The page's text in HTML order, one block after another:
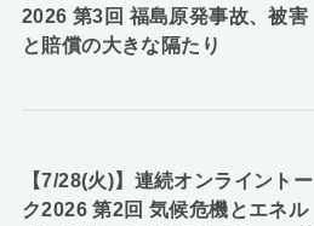
2026 第3回 福島原発事故、被害
と賠償の大きな隔たり
【7/28(火)】連続オンライントー
ク2026 第2回 気候危機とエネル